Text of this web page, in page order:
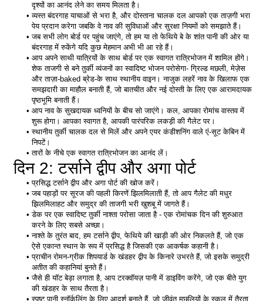
दृश्यों का आनंद लेने का समय मिलता है।
व्यस्त बंदरगाह याचाओं से भरा है, और दोस्ताना चालक दल आपको एक ताज़गी भरा
पेय प्रदान करेगा जबकि वे नाव की सुविधाओं और सुरक्षा नियमों को समझाते हैं।
जब सभी लोग बोर्ड पर पहुंच जाएंगे, तो हम या तो फेथिये बे के शांत पानी की ओर या
बंदरगाह में रुकेंगे यदि कुछ मेहमान अभी भी आ रहे हैं।
आप अपने साथी यात्रियों के साथ बोर्ड पर एक स्वागत रात्रिभोजन में शामिल होंगे।
शेफ ताजगी से बने तुर्की व्यंजनों का स्वादिष्ट भोजन परोसेगा- ग्रिल्ड मछली, मेज़ेस
और ताज़ा-baked ब्रेड-के साथ स्थानीय वाइन। नाजुक लहरें नाव के खिलाफ एक
समझदारी का माहौल बनाती हैं, जो बातचीत और नई दोस्ती के लिए एक आरामदायक
पृष्ठभूमि बनाती हैं।
आप नाव के सुखदायक ध्वनियों के बीच सो जाएंगे। कल, आपका रोमांच वास्तव में
शुरू होगा। आपका स्वागत है, आपकी पारंपरिक लकड़ी की गैलेट पर।
स्थानीय तुर्की चालक दल से मिलें और अपने एयर कंडीशनिंग वाले एं-सूट केबिन में
निपटें।
तारों के नीचे एक स्वागत रात्रिभोजन का आनंद लें।
दिन 2: टर्साने द्वीप और अगा पोर्ट
प्रसिद्ध टर्साने द्वीप और अगा पोर्ट की खोज करें।
जब पहाड़ों पर सूरज की पहली किरणें झिलमिलाती हैं, तो आप गैलेट की मधुर
झिलमिलाहट और समुद्र की ताजगी भरी खुशबू में जागते हैं।
डेक पर एक स्वादिष्ट तुर्की नाश्ता परोसा जाता है - एक रोमांचक दिन की शुरुआत
करने के लिए सबसे अच्छा।
नाश्ते के तुरंत बाद, हम टर्साने द्वीप, फेथिये की खाड़ी की ओर निकलते हैं, जो एक
ऐसे एकान्त स्थान के रूप में प्रसिद्ध है जिसकी एक आकर्षक कहानी है।
प्राचीन रोमन-ग्रीक शिपयार्ड के खंडहर द्वीप के किनारे उभरते हैं, जो इसके समुद्री
अतीत की कहानियां बुनते हैं।
जैसे ही यॉट बेड़ा लगाता है, आप टरक्वॉयज़ पानी में डाइविंग करेंगे, जो एक बीते युग
की खंडहर के साथ तैरता है।
स्पष्ट पानी स्नॉर्कलिंग के लिए आदर्श बनाते हैं, जो जीवंत मछलियों के स्कूल में तैरता